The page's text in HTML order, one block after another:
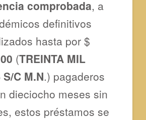
comprobada, a
definitivos
hasta por $
(TREINTA MIL
S/C M.N.) pagaderos
dieciocho meses sin
estos préstamos se